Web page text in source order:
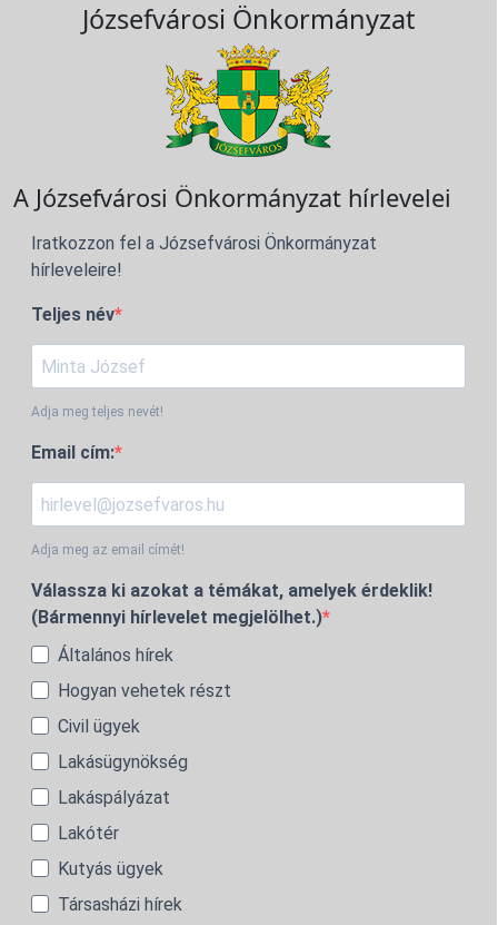
Józsefvárosi Önkormányzat
A Józsefvárosi Önkormányzat hírlevelei
Iratkozzon fel a Józsefvárosi Önkormányzat
hírleveleire!
Teljes név
Adja meg teljes nevét!
Email cím:
Adja meg az email címét!
Válassza ki azokat a témákat, amelyek érdeklik!
(Bármennyi hírlevelet megjelölhet.)
Általános hírek
Hogyan vehetek részt
Civil ügyek
Lakásügynökség
Lakáspályázat
Lakótér
Kutyás ügyek
Társasházi hírek